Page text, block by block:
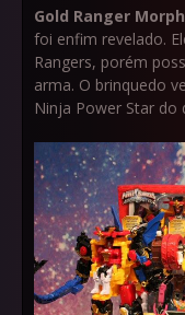
Gold Ranger
foi enfim revelado.
Rangers, porém
arma. O brinquedo
Ninja Power Star do